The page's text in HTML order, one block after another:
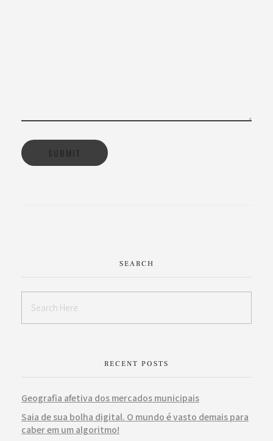
SEARCH
RECENT POSTS
Geografia afetiva dos mercados municipais
Saia de sua bolha digital. O mundo é vasto demais para
caber em um algoritmo!